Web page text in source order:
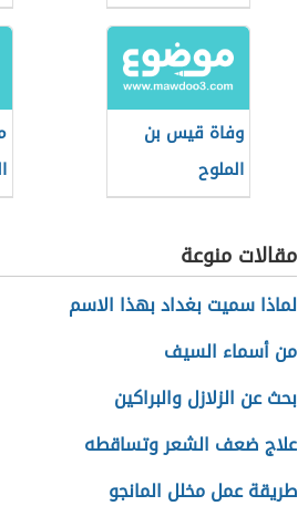
وفاة قيس بن
الملوح
مقالات منوعة
لماذا سميت بغداد بهذا الاسم
من أسماء السيف
بحث عن الزلازل والبراكين
علاج ضعف الشعر وتساقطه
طريقة عمل مخلل المانجو